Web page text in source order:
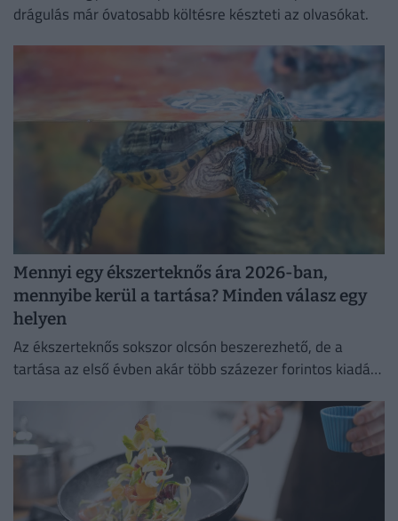
drágulás már óvatosabb költésre készteti az olvasókat.
Mennyi egy ékszerteknős ára 2026-ban,
mennyibe kerül a tartása? Minden válasz egy
helyen
Az ékszerteknős sokszor olcsón beszerezhető, de a
tartása az első évben akár több százezer forintos kiadás